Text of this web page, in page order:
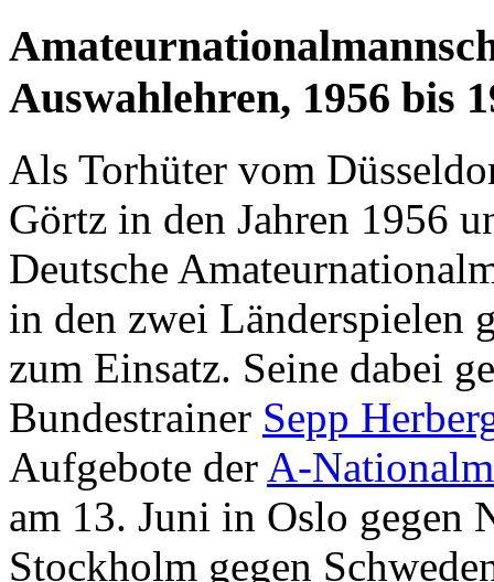
Auswahlehren, 1956 bis
Als Torhüter vom
Görtz in den Jahren 1956
Deutsche
in den zwei Länderspielen
zum Einsatz. Seine dabei
Bundestrainer Sepp
Aufgebote der A-
am 13. Juni in Oslo gegen
Stockholm gegen